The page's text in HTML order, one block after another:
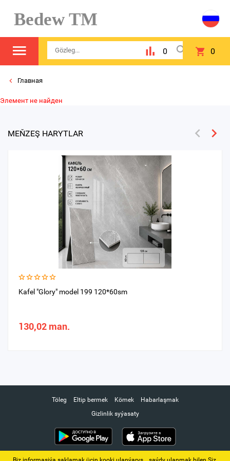
Bedew TM
0 0
Главная
Элемент не найден
MEŇZEŞ HARYTLAR
Kafel "Glory" model 199 120*60sm
130,02 man.
Töleg Eltip bermek Kömek
Habarlaşmak
Gizlinlik syýasaty